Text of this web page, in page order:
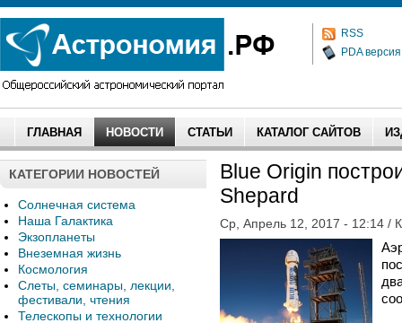
RSS
PDA версия
ГЛАВНАЯ НОВОСТИ СТАТЬИ КАТАЛОГ САЙТОВ
КАТЕГОРИИ НОВОСТЕЙ
Солнечная система
Наша Галактика
Экзопланеты
Внеземная жизнь
Космология
Слеты, семинары, лекции,
фестивали, чтения
Телескопы и технологии
Blue Origin
Shepard
Ср, Апрель 12, 2017 - 12:14 /